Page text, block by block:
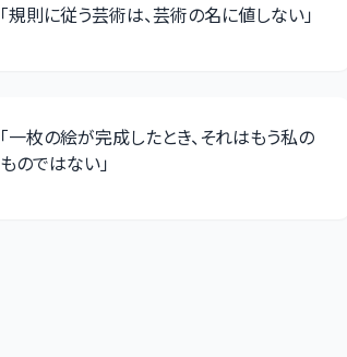
「規則に従う芸術は、芸術の名に値しない」
「一枚の絵が完成したとき、それはもう私の
ものではない」